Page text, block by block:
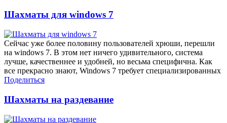
Шахматы для windows 7
Сейчас уже более половину пользователей хрюши, перешли
на windows 7. В этом нет ничего удивительного, система
лучше, качественнее и удобней, но весьма специфична. Как
все прекрасно знают, Windows 7 требует специализированных
Поделиться
Шахматы на раздевание